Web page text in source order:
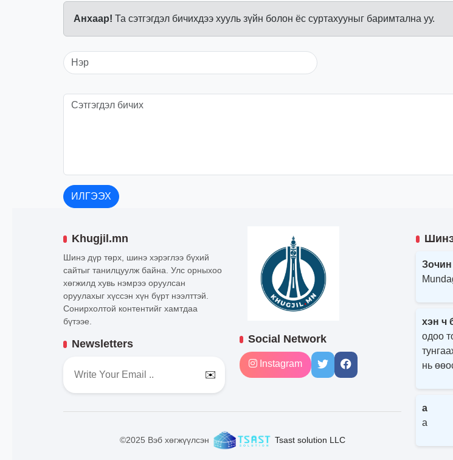
Анхаар! Та сэтгэгдэл бичихдээ хууль зүйн болон ёс суртахууныг баримтална уу.
ИЛГЭЭХ
Khugjil.mn
Шинэ дүр төрх, шинэ хэрэглээ бүхий
сайтыг танилцуулж байна. Улс орныхоо
хөгжилд хувь нэмрээ оруулсан
оруулахыг хүссэн хүн бүрт нээлттэй.
Сонирхолтой контентийг хамтдаа
бүтээе.
Newsletters
✉️
Social Network
Instagram
©2025 Вэб хөгжүүлсэн Tsast solution LLC
Зочин
хэн ч
одоо
нь
a
a